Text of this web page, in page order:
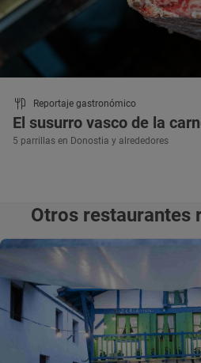
Reportaje gastronómico
El susurro vasco de la
5 parrillas en Donostia y alrededores
Otros restaurantes